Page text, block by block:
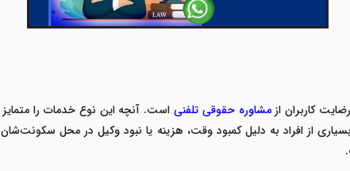
کاربران ازمشاوره حقوقی تلفنی است. آنچه این نوع خدمات را
از افراد به دلیل کمبود وقت، هزینه یا نبود وکیل در محل
.